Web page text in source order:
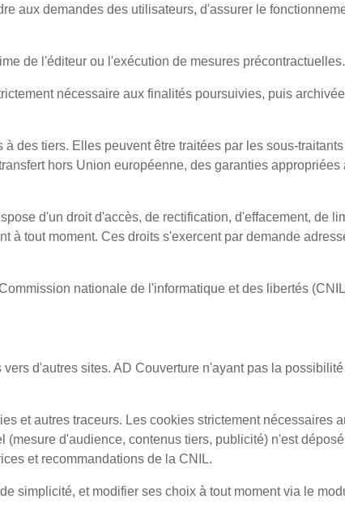
aux demandes des utilisateurs, d'assurer le
de l'éditeur ou l'exécution de mesures précontractuelles.
nécessaire aux finalités poursuivies, puis
des tiers. Elles peuvent être traitées par les sous-
hors Union européenne, des garanties
d'un droit d'accès, de rectification, d'effacement, de
à tout moment. Ces droits s'exercent par demande
nationale de l'informatique et des libertés
d'autres sites. AD Couverture n'ayant pas la
et autres traceurs. Les cookies strictement nécessaires
d'audience, contenus tiers, publicité) n'est
et recommandations de la CNIL.
simplicité, et modifier ses choix à tout moment via le